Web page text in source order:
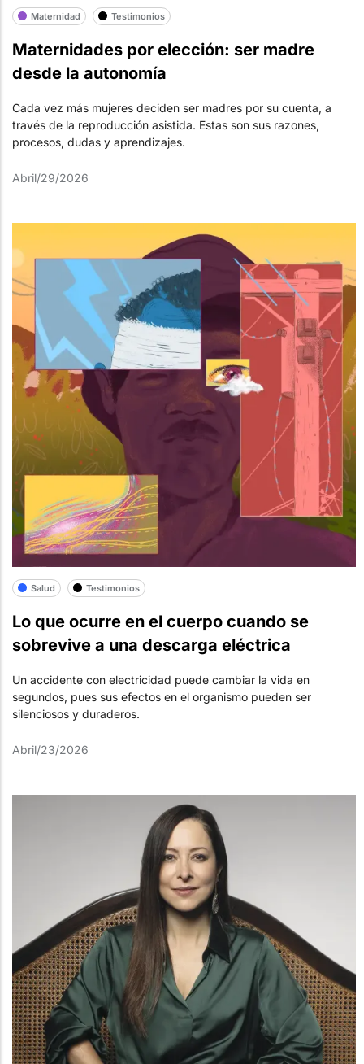
Maternidad Testimonios
Maternidades por elección: ser madre
desde la autonomía
Cada vez más mujeres deciden ser madres por su cuenta, a
través de la reproducción asistida. Estas son sus razones,
procesos, dudas y aprendizajes.
Abril/29/2026
Salud Testimonios
Lo que ocurre en el cuerpo cuando se
sobrevive a una descarga eléctrica
Un accidente con electricidad puede cambiar la vida en
segundos, pues sus efectos en el organismo pueden ser
silenciosos y duraderos.
Abril/23/2026